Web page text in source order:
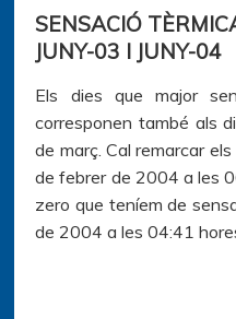
SENSACIÓ
JUNY-03 I JUNY-04
Els dies que major
corresponen també als
de març. Cal remarcar
de febrer de 2004 a les
zero que teníem de
de 2004 a les 04:41